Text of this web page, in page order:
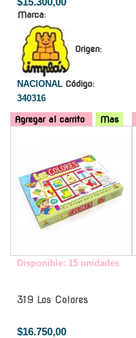
Marca:
Origen:
NACIONAL Código:
340316
Agregar al carrito Mas
Disponible: 15 unidades
319 Los Colores
$16.750,00